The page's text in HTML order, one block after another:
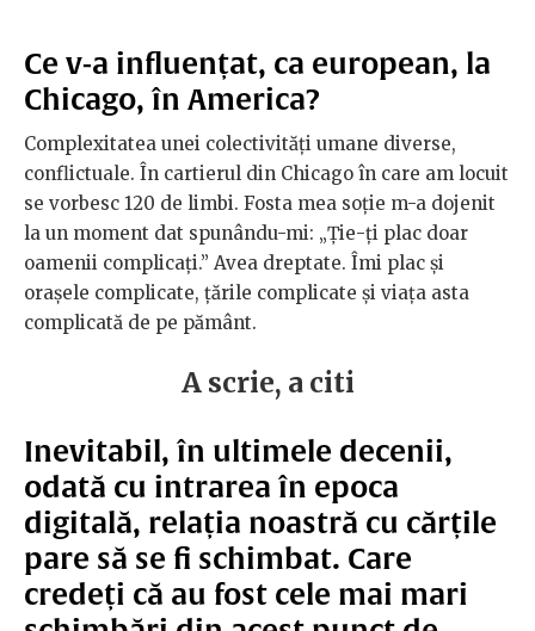
Ce v-a influențat, ca european, la
Chicago, în America?
Complexitatea unei colectivități umane diverse,
conflictuale. În cartierul din Chicago în care am locuit
se vorbesc 120 de limbi. Fosta mea soție m-a dojenit
la un moment dat spunându-mi: „Ție-ți plac doar
oamenii complicați.” Avea dreptate. Îmi plac și
orașele complicate, țările complicate și viața asta
complicată de pe pământ.
A scrie, a citi
Inevitabil, în ultimele decenii,
odată cu intrarea în epoca
digitală, relația noastră cu cărțile
pare să se fi schimbat. Care
credeți că au fost cele mai mari